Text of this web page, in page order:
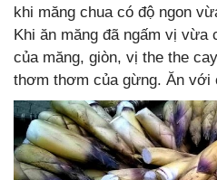
khi măng chua có độ ngon
Khi ăn măng đã ngấm vị vừa
của măng, giòn, vị the the
thơm thơm của gừng. Ăn với